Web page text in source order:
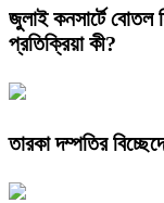
জুলাই কনসার্টে বোতল
প্রতিক্রিয়া কী?
তারকা দম্পতির